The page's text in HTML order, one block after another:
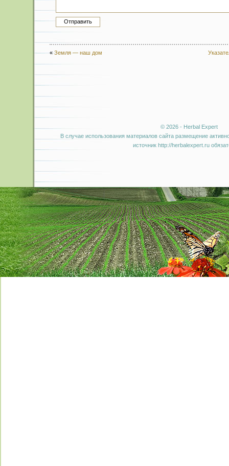
« Земля — наш дом
© 2026 - Herbal Expert
В случае использования материалов сайта размещение
источник http://herbalexpert.ru